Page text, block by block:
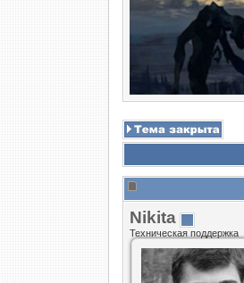
Nikita
Техническая поддержка